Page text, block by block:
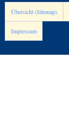
Übersicht (Sitemap)
Impressum